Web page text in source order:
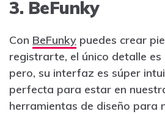
3. BeFunky
Con BeFunky puedes crear
registrarte, el único detalle es
pero, su interfaz es súper
perfecta para estar en
herramientas de diseño para